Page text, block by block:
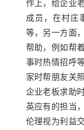
作上，给企业
成员，在村庄
等，另一方面
帮助，例如帮
事时热情招呼
家时帮朋友关
企业老板求助
英应有的担当
伦理视为利益